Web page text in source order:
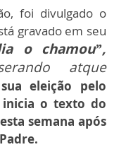
foi divulgado o
gravado em seu
o chamou”,
atque
eleição pelo
inicia o texto do
semana após